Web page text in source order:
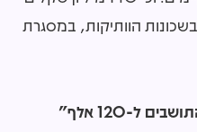
הוותיקות, במסגרת
ל-120 אלף"